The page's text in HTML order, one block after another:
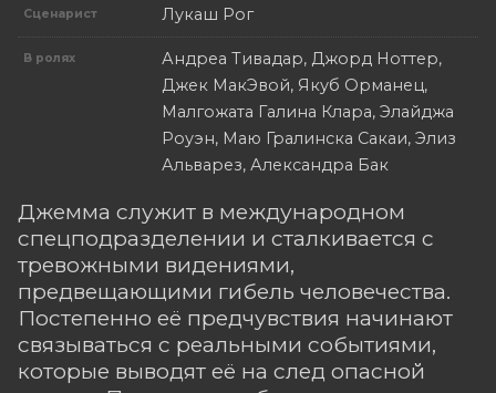
Сценарист Лукаш Рог
В ролях
Андреа Тивадар, Джорд Ноттер,
Джек МакЭвой, Якуб Орманец,
Малгожата Галина Клара, Элайджа
Роуэн, Маю Гралинска Сакаи, Элиз
Альварез, Александра Бак
Джемма служит в международном
спецподразделении и сталкивается с
тревожными видениями,
предвещающими гибель человечества.
Постепенно её предчувствия начинают
связываться с реальными событиями,
которые выводят её на след опасной